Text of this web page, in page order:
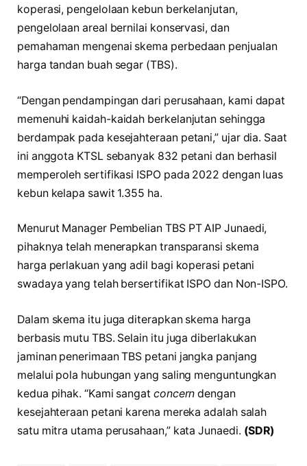
koperasi, pengelolaan kebun berkelanjutan,
pengelolaan areal bernilai konservasi, dan
pemahaman mengenai skema perbedaan penjualan
harga tandan buah segar (TBS).
“Dengan pendampingan dari perusahaan, kami dapat
memenuhi kaidah-kaidah berkelanjutan sehingga
berdampak pada kesejahteraan petani,” ujar dia. Saat
ini anggota KTSL sebanyak 832 petani dan berhasil
memperoleh sertifikasi ISPO pada 2022 dengan luas
kebun kelapa sawit 1.355 ha.
Menurut Manager Pembelian TBS PT AIP Junaedi,
pihaknya telah menerapkan transparansi skema
harga perlakuan yang adil bagi koperasi petani
swadaya yang telah bersertifikat ISPO dan Non-ISPO.
Dalam skema itu juga diterapkan skema harga
berbasis mutu TBS. Selain itu juga diberlakukan
jaminan penerimaan TBS petani jangka panjang
melalui pola hubungan yang saling menguntungkan
kedua pihak. “Kami sangat concern dengan
kesejahteraan petani karena mereka adalah salah
satu mitra utama perusahaan,” kata Junaedi. (SDR)